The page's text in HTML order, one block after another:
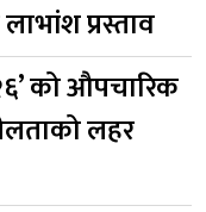
प्रस्ताव
को औपचारिक
लहर